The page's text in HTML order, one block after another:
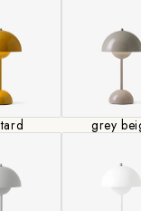
grey